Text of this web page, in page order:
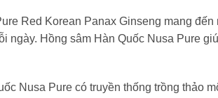
Red Korean Panax Ginseng mang
ngày. Hồng sâm Hàn Quốc Nusa Pure
Nusa Pure có truyền thống trồng thảo